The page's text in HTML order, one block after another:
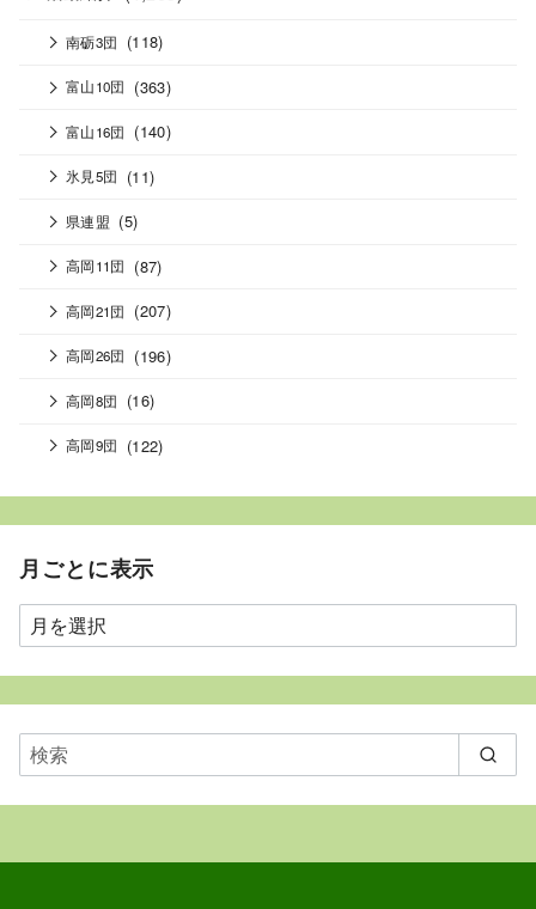
南砺3団 (118)
富山10団 (363)
富山16団 (140)
氷見5団 (11)
県連盟 (5)
高岡11団 (87)
高岡21団 (207)
高岡26団 (196)
高岡8団 (16)
高岡9団 (122)
月ごとに表示
月
ご
と
表
示